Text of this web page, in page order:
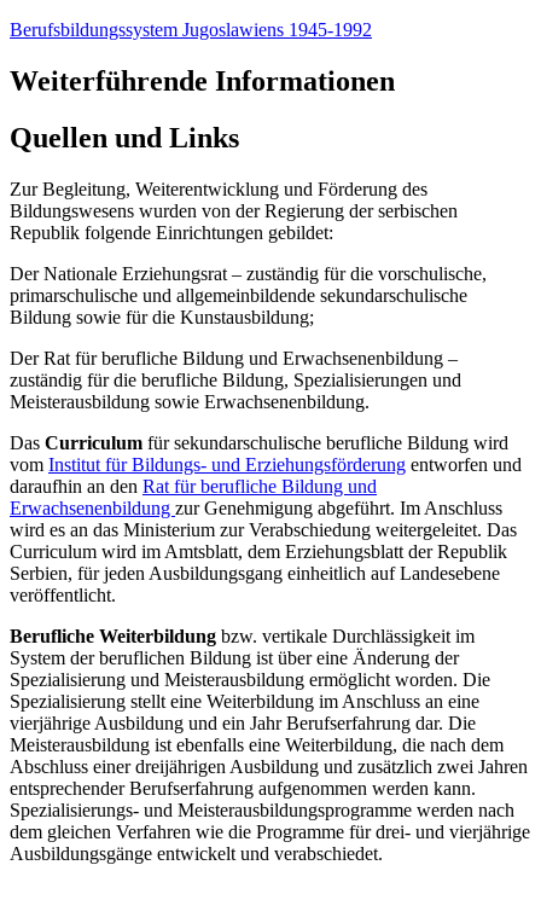
Berufsbildungssystem Jugoslawiens 1945-1992
Weiterführende Informationen
Quellen und Links
Zur Begleitung, Weiterentwicklung und Förderung des
Bildungswesens wurden von der Regierung der serbischen
Republik folgende Einrichtungen gebildet:
Der Nationale Erziehungsrat – zuständig für die vorschulische,
primarschulische und allgemeinbildende sekundarschulische
Bildung sowie für die Kunstausbildung;
Der Rat für berufliche Bildung und Erwachsenenbildung –
zuständig für die berufliche Bildung, Spezialisierungen und
Meisterausbildung sowie Erwachsenenbildung.
Das Curriculum für sekundarschulische berufliche Bildung wird
vom Institut für Bildungs- und Erziehungsförderung entworfen und
daraufhin an den Rat für berufliche Bildung und
Erwachsenenbildung zur Genehmigung abgeführt. Im Anschluss
wird es an das Ministerium zur Verabschiedung weitergeleitet. Das
Curriculum wird im Amtsblatt, dem Erziehungsblatt der Republik
Serbien, für jeden Ausbildungsgang einheitlich auf Landesebene
veröffentlicht.
Berufliche Weiterbildung bzw. vertikale Durchlässigkeit im
System der beruflichen Bildung ist über eine Änderung der
Spezialisierung und Meisterausbildung ermöglicht worden. Die
Spezialisierung stellt eine Weiterbildung im Anschluss an eine
vierjährige Ausbildung und ein Jahr Berufserfahrung dar. Die
Meisterausbildung ist ebenfalls eine Weiterbildung, die nach dem
Abschluss einer dreijährigen Ausbildung und zusätzlich zwei Jahren
entsprechender Berufserfahrung aufgenommen werden kann.
Spezialisierungs- und Meisterausbildungsprogramme werden nach
dem gleichen Verfahren wie die Programme für drei- und vierjährige
Ausbildungsgänge entwickelt und verabschiedet.